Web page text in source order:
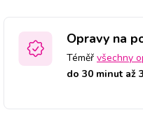
Opravy na
Téměř všechny
do 30 minut až